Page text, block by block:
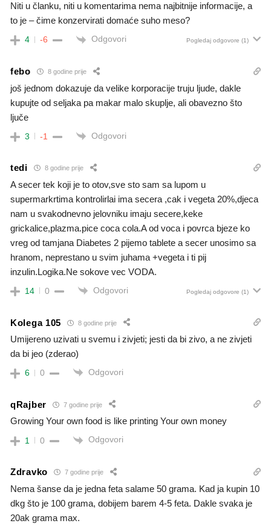
Niti u članku, niti u komentarima nema najbitnije informacije, a
to je – čime konzervirati domaće suho meso?
4 -6 Odgovori Pogledaj odgovore (1)
febo 8 godine prije
još jednom dokazuje da velike korporacije truju ljude, dakle
kupujte od seljaka pa makar malo skuplje, ali obavezno što
ljuče
3 -1 Odgovori
tedi 8 godine prije
A secer tek koji je to otov,sve sto sam sa lupom u
supermarkrtima kontrolirlai ima secera ,cak i vegeta 20%,djeca
nam u svakodnevno jelovniku imaju secere,keke
grickalice,plazma.pice coca cola.A od voca i povrca bjeze ko
vreg od tamjana Diabetes 2 pijemo tablete a secer unosimo sa
hranom, neprestano u svim juhama +vegeta i ti pij
inzulin.Logika.Ne sokove vec VODA.
14 0 Odgovori Pogledaj odgovore (1)
Kolega 105 8 godine prije
Umijereno uzivati u svemu i zivjeti; jesti da bi zivo, a ne zivjeti
da bi jeo (zderao)
6 0 Odgovori
qRajber 7 godine prije
Growing Your own food is like printing Your own money
1 0 Odgovori
Zdravko 7 godine prije
Nema šanse da je jedna feta salame 50 grama. Kad ja kupin 10
dkg što je 100 grama, dobijem barem 4-5 feta. Dakle svaka je
20ak grama max.